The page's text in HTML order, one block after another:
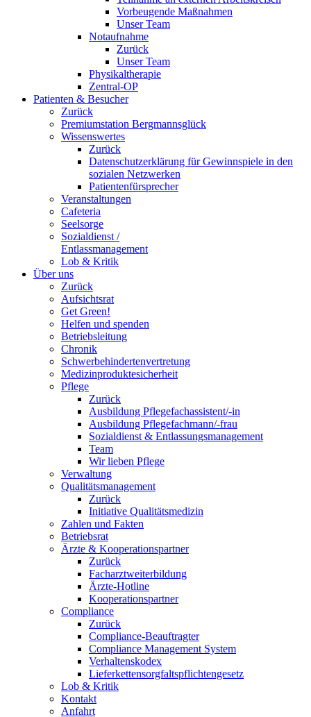
Vorbeugende Maßnahmen
Unser Team
Notaufnahme
Zurück
Unser Team
Physikaltherapie
Zentral-OP
Patienten & Besucher
Zurück
Premiumstation Bergmannsglück
Wissenswertes
Zurück
Datenschutzerklärung für Gewinnspiele in den
sozialen Netzwerken
Patientenfürsprecher
Veranstaltungen
Cafeteria
Seelsorge
Sozialdienst /
Entlassmanagement
Lob & Kritik
Über uns
Zurück
Aufsichtsrat
Get Green!
Helfen und spenden
Betriebsleitung
Chronik
Schwerbehindertenvertretung
Medizinproduktesicherheit
Pflege
Zurück
Ausbildung Pflegefachassistent/-in
Ausbildung Pflegefachmann/-frau
Sozialdienst & Entlassungsmanagement
Team
Wir lieben Pflege
Verwaltung
Qualitätsmanagement
Zurück
Initiative Qualitätsmedizin
Zahlen und Fakten
Betriebsrat
Ärzte & Kooperationspartner
Zurück
Facharztweiterbildung
Ärzte-Hotline
Kooperationspartner
Compliance
Zurück
Compliance-Beauftragter
Compliance Management System
Verhaltenskodex
Lieferkettensorgfaltspflichtengesetz
Lob & Kritik
Kontakt
Anfahrt